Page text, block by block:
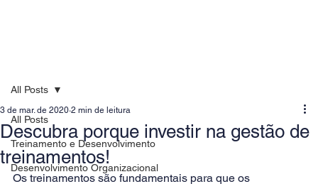
All Posts
Treinamento e Desenvolvimento
Desenvolvimento Organizacional
All Posts
Descubra porque investir na gestão de
treinamentos!
3 de mar. de 2020 2 min de leitura
Os treinamentos são fundamentais para que os